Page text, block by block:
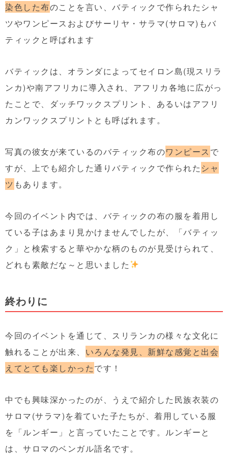
染色した布のことを言い、バティックで作られたシャ
ツやワンピースおよびサーリヤ・サラマ(サロマ)もバ
ティックと呼ばれます
バティックは、オランダによってセイロン島(現スリラ
ンカ)や南アフリカに導入され、アフリカ各地に広がっ
たことで、ダッチワックスプリント、あるいはアフリ
カンワックスプリントとも呼ばれます。
写真の彼女が来ているのバティック布のワンピース で
すが、上でも紹介した通りバティックで作られた シャ
ツ もあります。
今回のイベント内では、バティックの布の服を着用し
ている子はあまり見かけませんでしたが、「バティッ
ク」と検索すると華やかな柄のものが見受けられて、
どれも素敵だな～と思いました
終わりに
今回のイベントを通じて、スリランカの様々な文化に
触れることが出来、 いろんな発見、新鮮な感覚と出会
えてとても楽しかったです！
中でも興味深かったのが、うえで紹介した民族衣装の
サロマ(サラマ)を着ていた子たちが、着用している服
を「ルンギー」と言っていたことです。ルンギーと
は、サロマのベンガル語名です。